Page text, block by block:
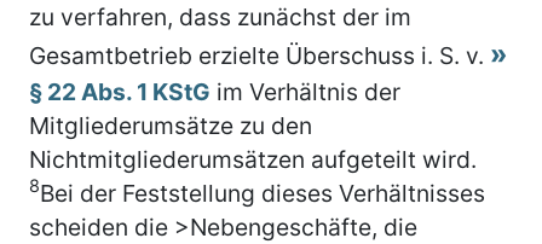
zu verfahren, dass zunächst der im
Gesamtbetrieb erzielte Überschuss i. S. v.
§ 22 Abs. 1 KStG im Verhältnis der
Mitgliederumsätze zu den
Nichtmitgliederumsätzen aufgeteilt wird.
8Bei der Feststellung dieses Verhältnisses
scheiden die >Nebengeschäfte, die